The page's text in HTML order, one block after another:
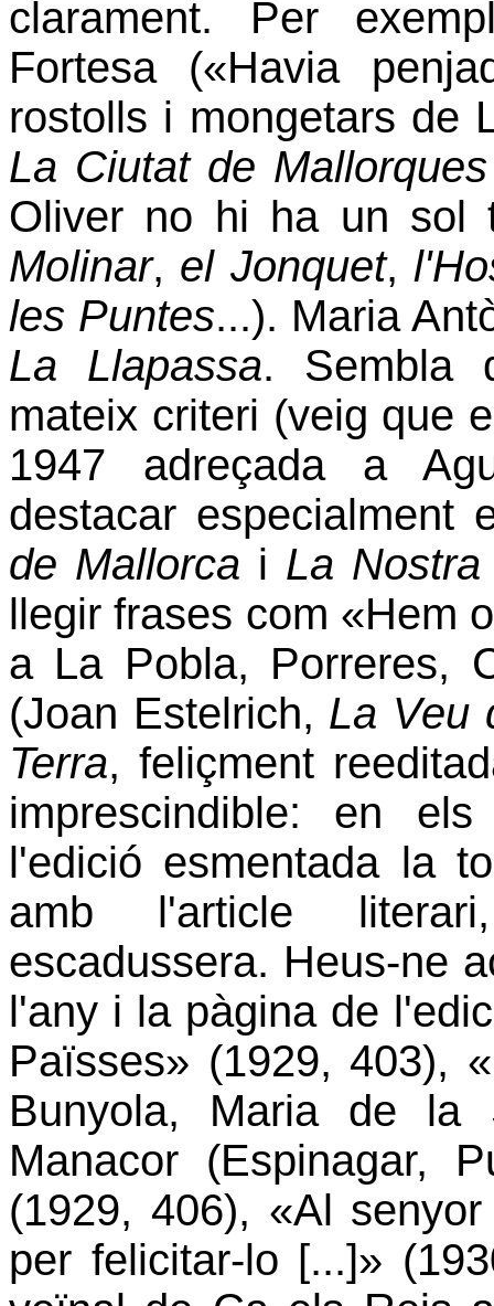
clarament. Per
Fortesa («Havia
rostolls i mongetars de
La Ciutat de Mallorques
Oliver no hi ha un sol
Molinar, el Jonquet,
les Puntes...). Maria
La Llapassa. Sembla
mateix criteri (veig que
1947 adreçada a
destacar
de Mallorca i La Nostra
llegir frases com «Hem
a La Pobla, Porreres,
(Joan Estelrich, La Veu
Terra, feliçment
imprescindible: en
l'edició esmentada la
amb l'article
escadussera. Heus-ne
l'any i la pàgina de
Païsses» (1929, 403),
Bunyola, Maria de la
Manacor (Espinagar,
(1929, 406), «Al
per felicitar-lo [...]»